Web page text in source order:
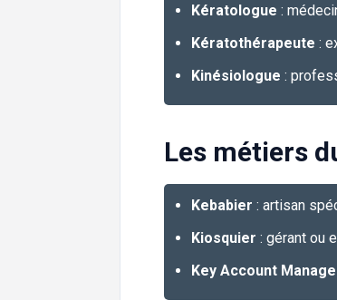
Kératologue :
Kératothérapeute :
Kinésiologue :
Les métiers
Kebabier : artisan
Kiosquier : gérant ou
Key Account